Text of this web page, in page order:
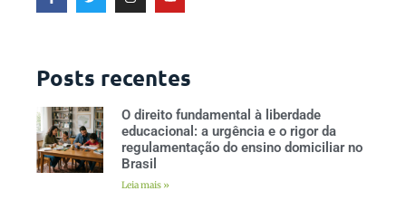
Posts recentes
O direito fundamental à liberdade
educacional: a urgência e o rigor da
regulamentação do ensino domiciliar no
Brasil
Leia mais »